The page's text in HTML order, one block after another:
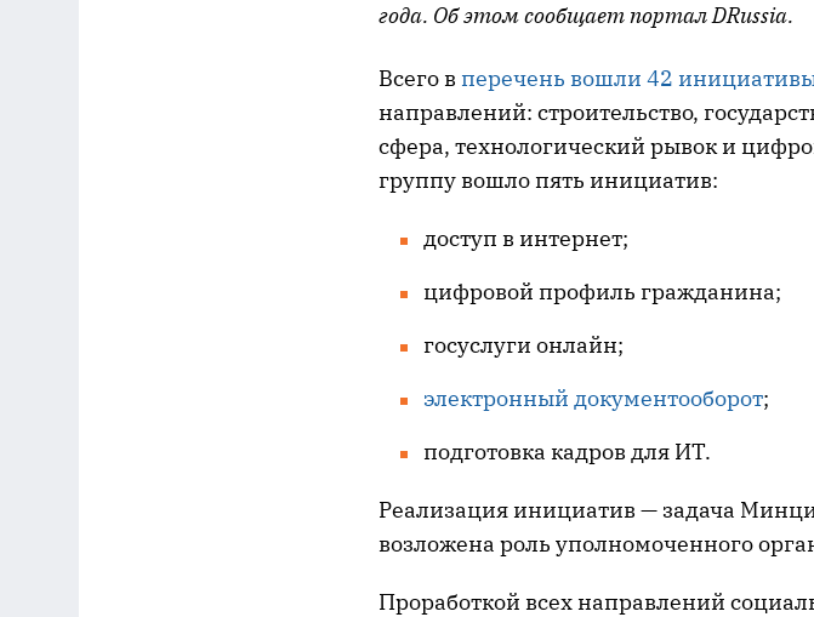
года. Об этом сообщает портал DRussia.
Всего в перечень вошли 42
направлений: строительство,
сфера, технологический рывок и
группу вошло пять инициатив:
доступ в интернет;
цифровой профиль гражданина;
госуслуги онлайн;
электронный документооборот;
подготовка кадров для ИТ.
Реализация инициатив — задача
возложена роль уполномоченного
Проработкой всех направлений